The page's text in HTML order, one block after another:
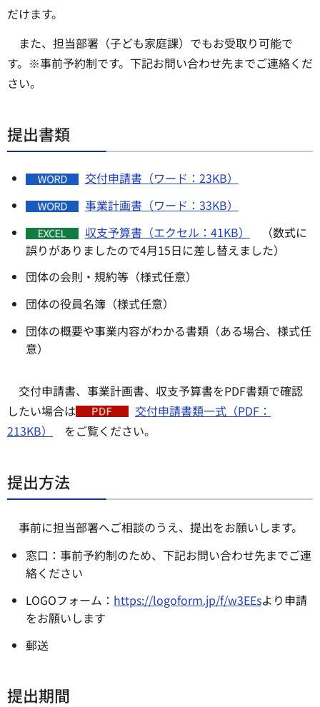
だけます。
また、担当部署（子ども家庭課）でもお受取り可能で
す。※事前予約制です。下記お問い合わせ先までご連絡くだ
さい。
提出書類
交付申請書（ワード：23KB）
事業計画書（ワード：33KB）
収支予算書（エクセル：41KB）
（数式に
誤りがありましたので4月15日に差し替えました）
団体の会則・規約等（様式任意）
団体の役員名簿（様式任意）
団体の概要や事業内容がわかる書類（ある場合、様式任
意）
交付申請書、事業計画書、収支予算書をPDF書類で確認
したい場合は
交付申請書類一式（PDF：
213KB）
をご覧ください。
提出方法
事前に担当部署へご相談のうえ、提出をお願いします。
窓口：事前予約制のため、下記お問い合わせ先までご連
絡ください
LOGOフォーム： https://logoform.jp/f/w3EEsより申請
をお願いします
郵送
提出期間